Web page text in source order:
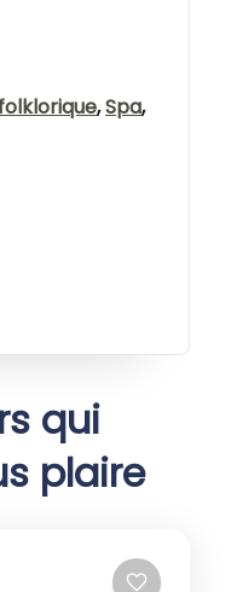
,Spa,
qui
plaire